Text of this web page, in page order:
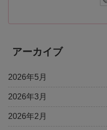
アーカイブ
2026年5月
2026年3月
2026年2月